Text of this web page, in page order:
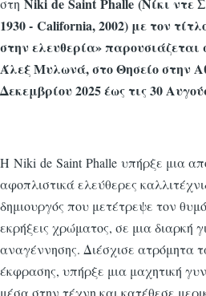
1930 - California, 2002) με τον
στην ελευθερία»
Άλεξ Μυλωνά, στο Θησείο στην
Δεκεμβρίου 2025 έως τις 30
Η Niki de Saint Phalle υπήρξε μια
αφοπλιστικά ελεύθερες
δημιουργός που μετέτρεψε τον
εκρήξεις χρώματος, σε μια διαρκή
αναγέννησης. Διέσχισε ατρόμητα
έκφρασης, υπήρξε μια μαχητική
μέσα στην τέχνη και κατέθεσε